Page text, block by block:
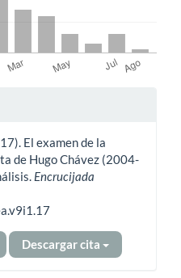
El examen de la
de Hugo Chávez (2004-
Encrucijada
Descargar cita